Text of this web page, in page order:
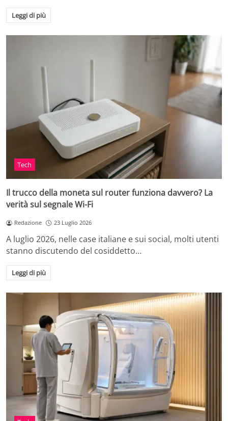
Leggi di più
Tech
Il trucco della moneta sul router funziona davvero? La
verità sul segnale Wi-Fi
Redazione 23 Luglio 2026
A luglio 2026, nelle case italiane e sui social, molti utenti
stanno discutendo del cosiddetto…
Leggi di più